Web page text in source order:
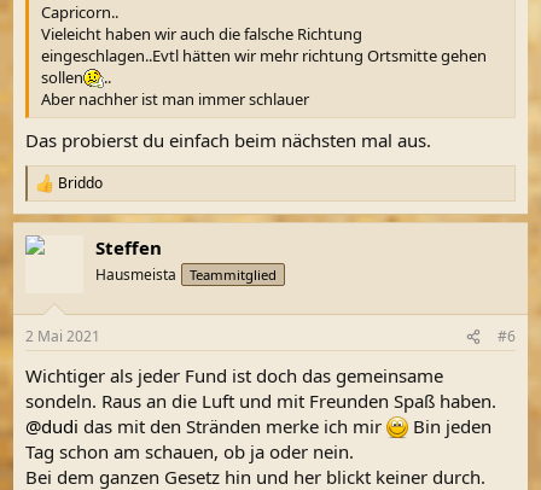
Capricorn..
Vieleicht haben wir auch die falsche Richtung
eingeschlagen..Evtl hätten wir mehr richtung Ortsmitte gehen
sollen
..
Aber nachher ist man immer schlauer
Das probierst du einfach beim nächsten mal aus.
R
e
a
k
e
:
Briddo
Steffen
Hausmeista Teammitglied
2 Mai 2021 #6
Wichtiger als jeder Fund ist doch das gemeinsame
sondeln. Raus an die Luft und mit Freunden Spaß haben.
@dudi das mit den Stränden merke ich mir
Bin jeden
Tag schon am schauen, ob ja oder nein.
Bei dem ganzen Gesetz hin und her blickt keiner durch.